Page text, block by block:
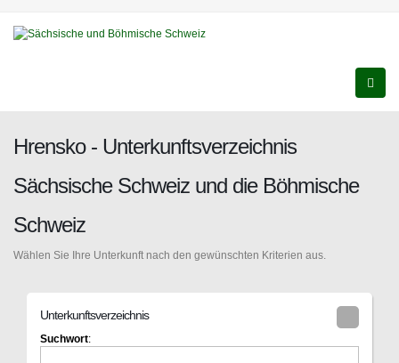
Hrensko - Unterkunftsverzeichnis
Sächsische Schweiz und die Böhmische
Schweiz
Wählen Sie Ihre Unterkunft nach den gewünschten Kriterien aus.
Unterkunftsverzeichnis
Suchwort: